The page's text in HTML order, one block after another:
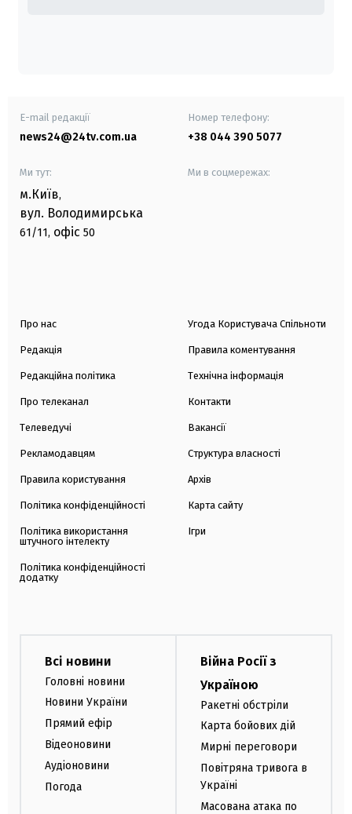
E-mail редакції
news24@24tv.com.ua
Номер телефону:
+38 044 390 5077
Ми тут:
м.Київ,
вул. Володимирська
61/11, офіс 50
Ми в соцмережах:
Про нас
Редакція
Редакційна політика
Про телеканал
Телеведучі
Рекламодавцям
Правила користування
Політика конфіденційності
Політика використання
штучного інтелекту
Політика конфіденційності
додатку
Угода Користувача Спільноти
Правила коментування
Технічна інформація
Контакти
Вакансії
Структура власності
Архів
Карта сайту
Ігри
Всі новини
Головні новини
Новини України
Прямий ефір
Відеоновини
Аудіоновини
Погода
Війна Росії з
Україною
Ракетні обстріли
Карта бойових дій
Мирні переговори
Повітряна тривога в
Україні
Масована атака по